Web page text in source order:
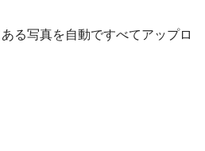
る写真を自動ですべてアップロ